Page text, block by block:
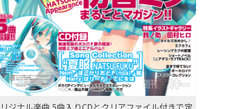
ジナル楽曲 5曲入りCDとクリアファイル付きで定